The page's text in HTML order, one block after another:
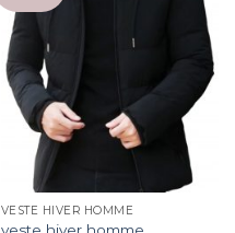
VESTE HIVER HOMME